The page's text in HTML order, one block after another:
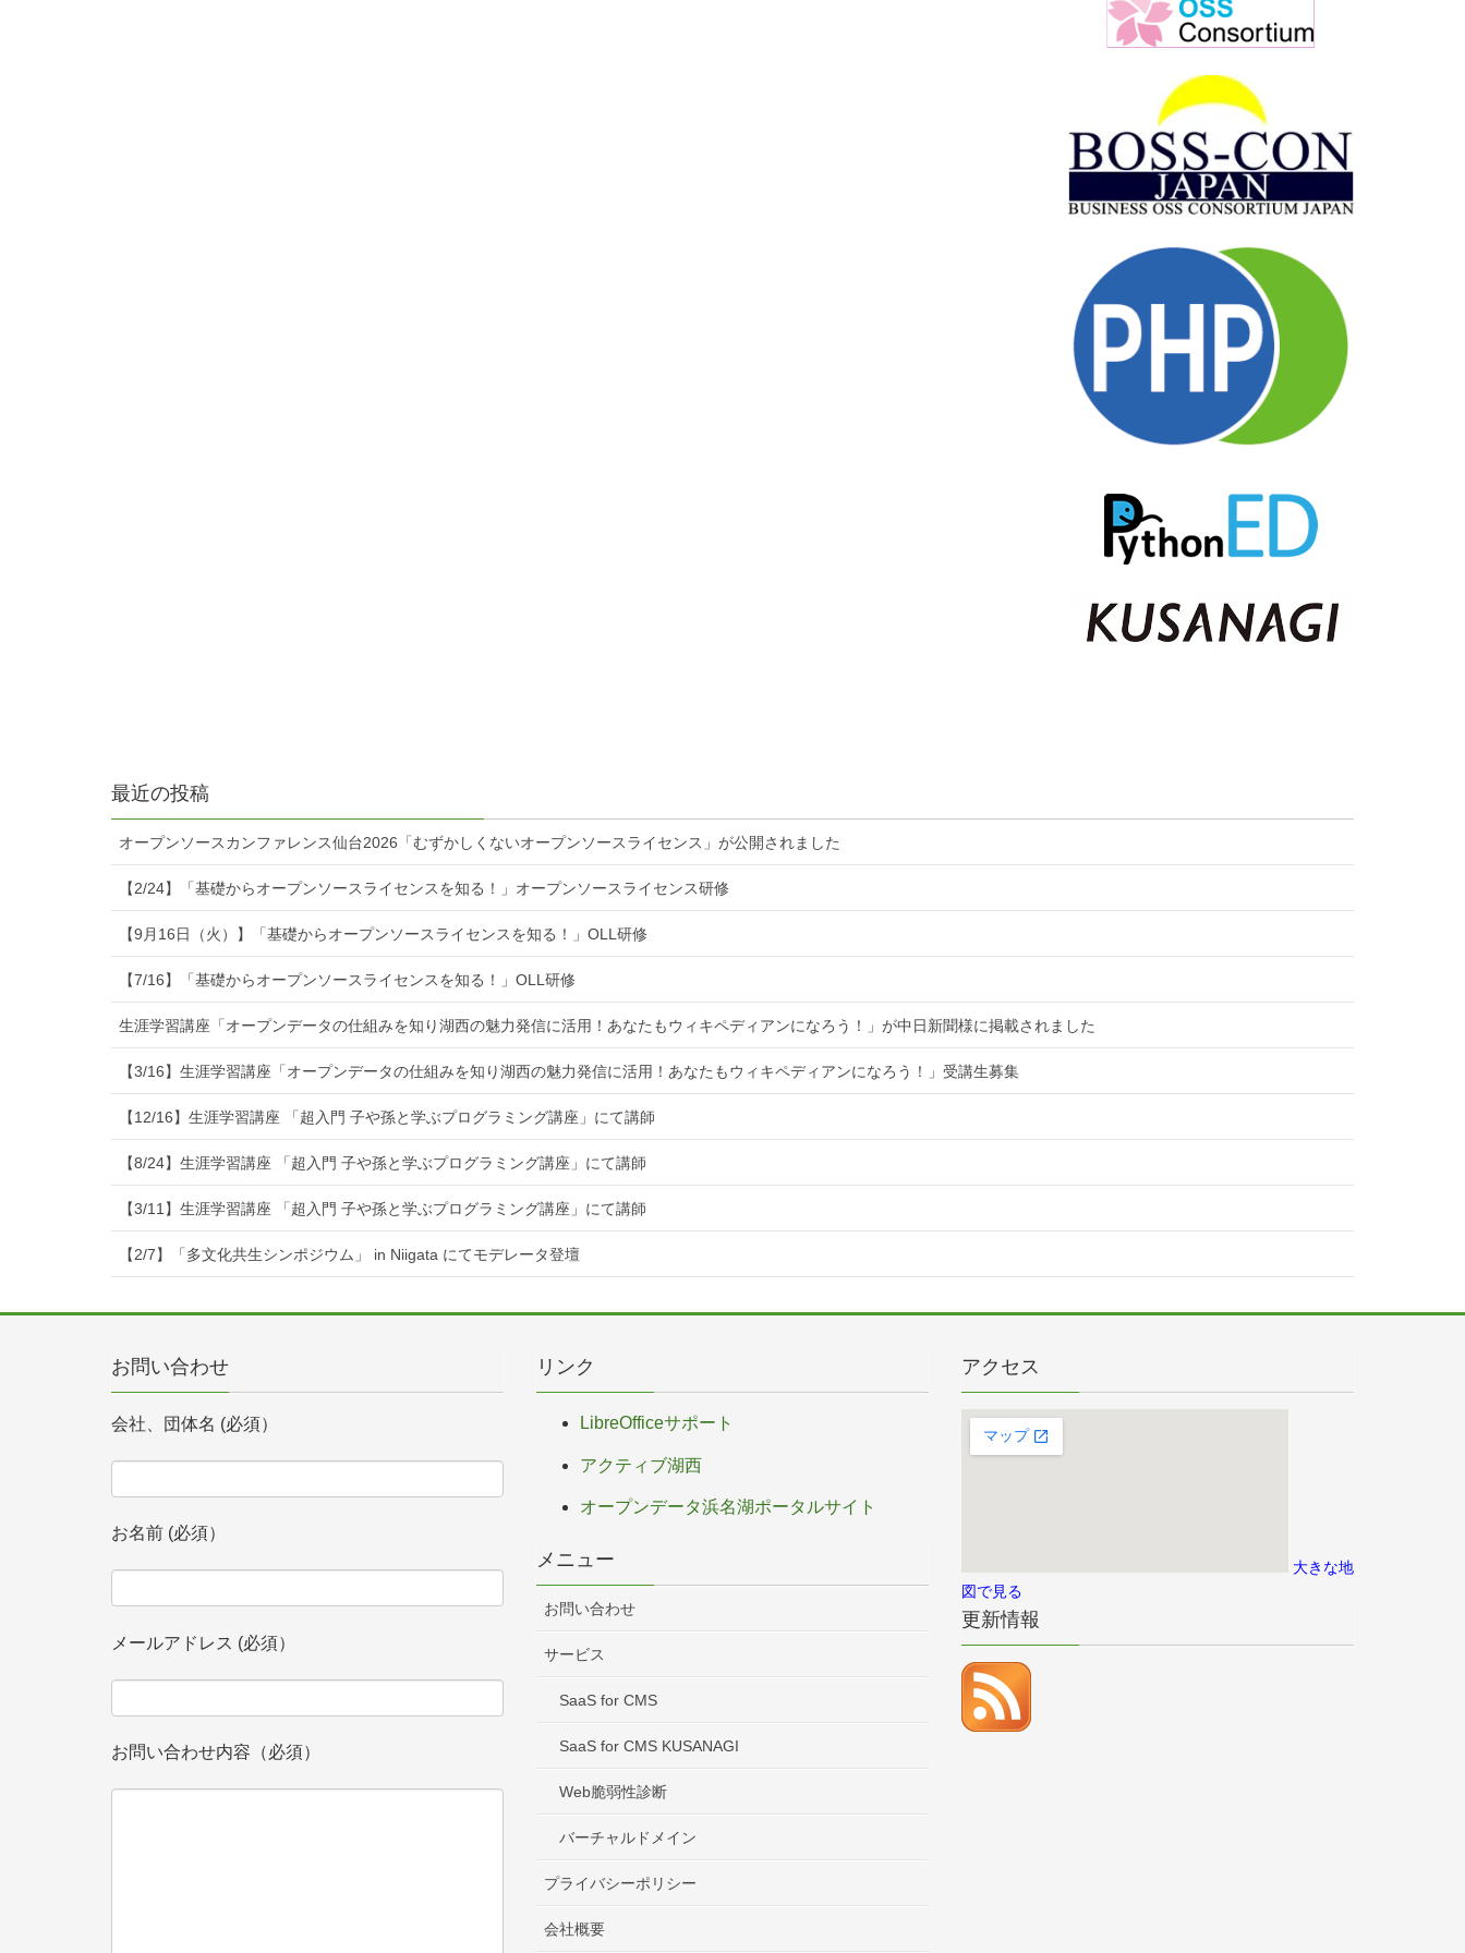
最近の投稿
オープンソースカンファレンス仙台2026「むずかしくないオープンソースライセンス」が公開されました
【2/24】「基礎からオープンソースライセンスを知る！」オープンソースライセンス研修
【9月16日（火）】「基礎からオープンソースライセンスを知る！」OLL研修
【7/16】「基礎からオープンソースライセンスを知る！」OLL研修
生涯学習講座「オープンデータの仕組みを知り湖西の魅力発信に活用！あなたもウィキペディアンになろう！」が中日新聞様に掲載されました
【3/16】生涯学習講座「オープンデータの仕組みを知り湖西の魅力発信に活用！あなたもウィキペディアンになろう！」受講生募集
【12/16】生涯学習講座 「超入門 子や孫と学ぶプログラミング講座」にて講師
【8/24】生涯学習講座 「超入門 子や孫と学ぶプログラミング講座」にて講師
【3/11】生涯学習講座 「超入門 子や孫と学ぶプログラミング講座」にて講師
【2/7】「多文化共生シンポジウム」 in Niigata にてモデレータ登壇
お問い合わせ
会社、団体名 (必須）
お名前 (必須）
メールアドレス (必須）
お問い合わせ内容（必須）
リンク
LibreOfficeサポート
アクティブ湖西
オープンデータ浜名湖ポータルサイト
メニュー
お問い合わせ
サービス
SaaS for CMS
SaaS for CMS KUSANAGI
Web脆弱性診断
バーチャルドメイン
プライバシーポリシー
会社概要
アクセス
大きな地
図で見る
更新情報